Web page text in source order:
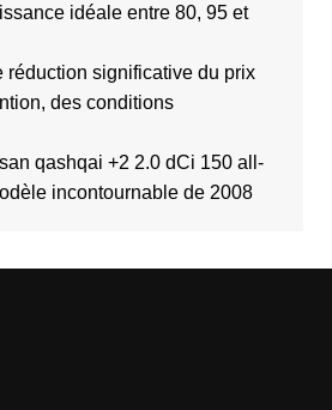
idéale entre 80, 95 et
réduction significative du prix
des conditions
qashqai +2 2.0 dCi 150 all-
incontournable de 2008